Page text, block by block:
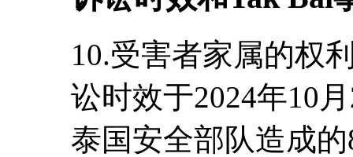
10.受害者家属的权
讼时效于2024年10
泰国安全部队造成